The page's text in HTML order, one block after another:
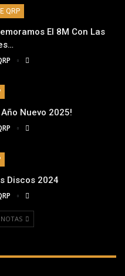
QRP
El 8M Con Las
Año Nuevo 2025!
Discos 2024